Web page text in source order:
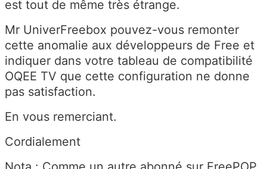
est tout de même très étrange.
Mr UniverFreebox pouvez-vous remonter
cette anomalie aux développeurs de Free et
indiquer dans votre tableau de compatibilité
OQEE TV que cette configuration ne donne
pas satisfaction.
En vous remerciant.
Cordialement